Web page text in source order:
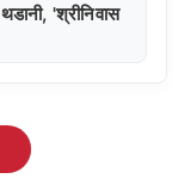
'श्रीनिवास